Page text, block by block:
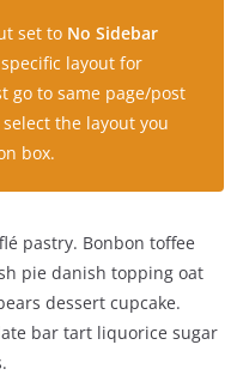
set to No Sidebar
layout for
go to same page/post
the layout you
box.
pastry. Bonbon toffee
pie danish topping oat
dessert cupcake.
bar tart liquorice sugar